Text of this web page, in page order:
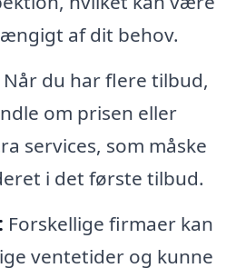
af dit behov.
Når du har flere tilbud,
om prisen eller
services, som måske
i det første tilbud.
Forskellige firmaer kan
ventetider og kunne